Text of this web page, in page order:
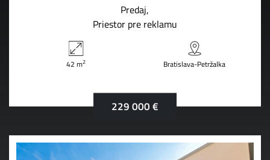
Predaj
Priestor pre reklamu
42 m2 Bratislava-Petržalka
229 000 €